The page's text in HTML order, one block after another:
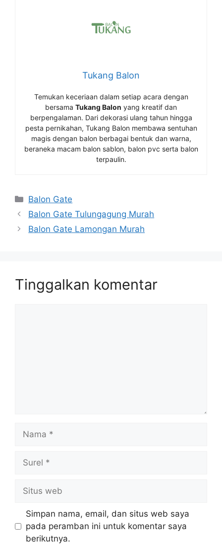
Tukang Balon
Temukan keceriaan dalam setiap acara dengan
bersama Tukang Balon yang kreatif dan
berpengalaman. Dari dekorasi ulang tahun hingga
pesta pernikahan, Tukang Balon membawa sentuhan
magis dengan balon berbagai bentuk dan warna,
beraneka macam balon sablon, balon pvc serta balon
terpaulin.
Kategori
Balon Gate
Balon Gate Tulungagung Murah
Balon Gate Lamongan Murah
Tinggalkan komentar
web
Simpan nama, email, dan situs web saya
pada peramban ini untuk komentar saya
berikutnya.